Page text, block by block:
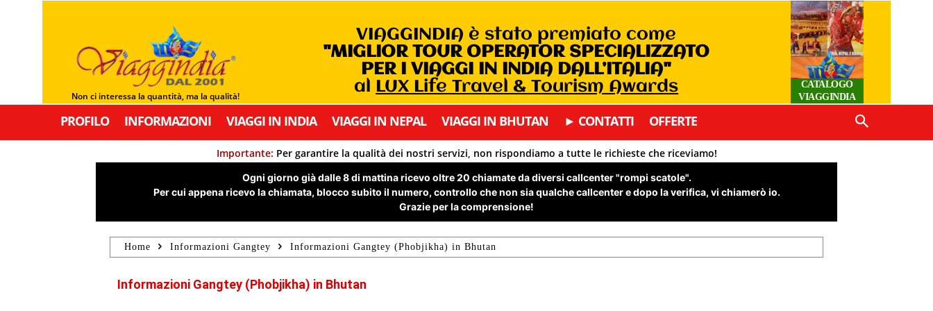
Non ci interessa la quantità, ma la qualità!
VIAGGINDIA è stato premiato come
"MIGLIOR TOUR OPERATOR SPECIALIZZATO
PER I VIAGGI IN INDIA DALL’ITALIA"
al LUX Life Travel & Tourism Awards
CATALOGO
VIAGGINDIA
PROFILO INFORMAZIONI VIAGGI IN INDIA VIAGGI IN NEPAL VIAGGI IN BHUTAN ► CONTATTI OFFERTE
Importante: Per garantire la qualità dei nostri servizi, non rispondiamo a tutte le richieste che riceviamo!
Ogni giorno già dalle 8 di mattina ricevo oltre 20 chiamate da diversi callcenter "rompi scatole".
Per cui appena ricevo la chiamata, blocco subito il numero, controllo che non sia qualche callcenter e dopo la verifica, vi chiamerò io.
Grazie per la comprensione!
Home Informazioni Gangtey Informazioni Gangtey (Phobjikha) in Bhutan
Informazioni Gangtey (Phobjikha) in Bhutan